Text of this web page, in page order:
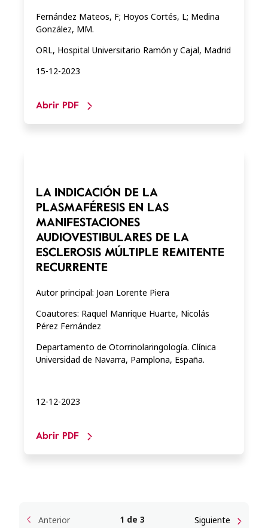
Fernández Mateos, F; Hoyos Cortés, L; Medina
González, MM.
ORL, Hospital Universitario Ramón y Cajal, Madrid
15-12-2023
Abrir PDF
LA INDICACIÓN DE LA
PLASMAFÉRESIS EN LAS
MANIFESTACIONES
AUDIOVESTIBULARES DE LA
ESCLEROSIS MÚLTIPLE REMITENTE
RECURRENTE
Autor principal: Joan Lorente Piera
Coautores: Raquel Manrique Huarte, Nicolás
Pérez Fernández
Departamento de Otorrinolaringología. Clínica
Universidad de Navarra, Pamplona, España.
12-12-2023
Abrir PDF
Anterior 1 de 3 Siguiente